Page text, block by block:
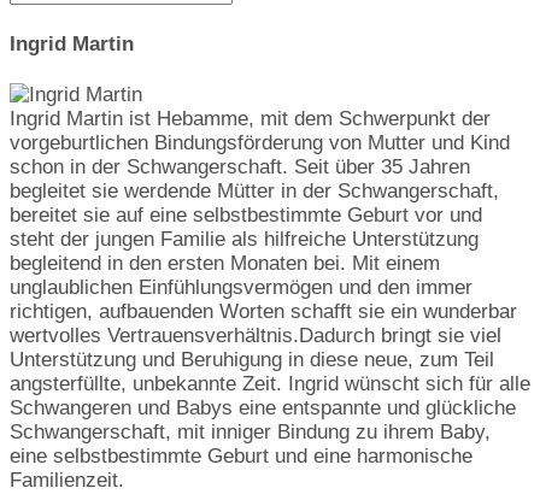
website
Ingrid Martin
Ingrid Martin ist Hebamme, mit dem Schwerpunkt der
vorgeburtlichen Bindungsförderung von Mutter und Kind
schon in der Schwangerschaft. Seit über 35 Jahren
begleitet sie werdende Mütter in der Schwangerschaft,
bereitet sie auf eine selbstbestimmte Geburt vor und
steht der jungen Familie als hilfreiche Unterstützung
begleitend in den ersten Monaten bei. Mit einem
unglaublichen Einfühlungsvermögen und den immer
richtigen, aufbauenden Worten schafft sie ein wunderbar
wertvolles Vertrauensverhältnis.Dadurch bringt sie viel
Unterstützung und Beruhigung in diese neue, zum Teil
angsterfüllte, unbekannte Zeit. Ingrid wünscht sich für alle
Schwangeren und Babys eine entspannte und glückliche
Schwangerschaft, mit inniger Bindung zu ihrem Baby,
eine selbstbestimmte Geburt und eine harmonische
Familienzeit.